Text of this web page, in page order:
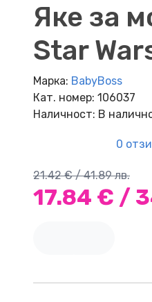
Яке за
Star
Марка: BabyBoss
Кат. номер: 106037
Наличност: В
0
21.42 € / 41.89 лв.
17.84 € /